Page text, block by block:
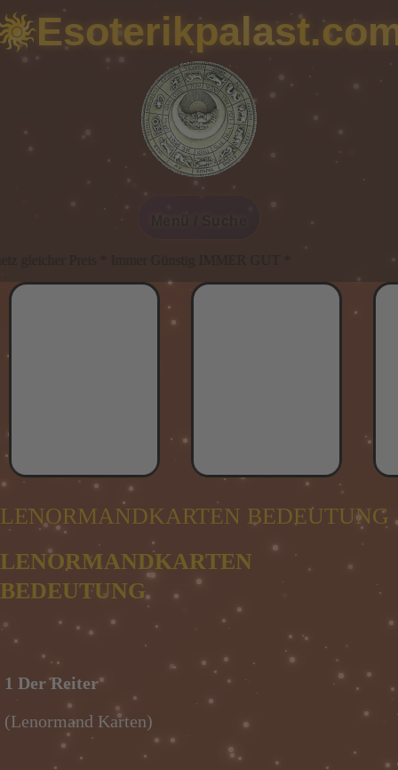
Menü / Suche
* Immer Günstig IMMER GUT *
LENORMANDKARTEN BEDEUTUNG
LENORMANDKARTEN
BEDEUTUNG
1 Der Reiter
(Lenormand Karten)